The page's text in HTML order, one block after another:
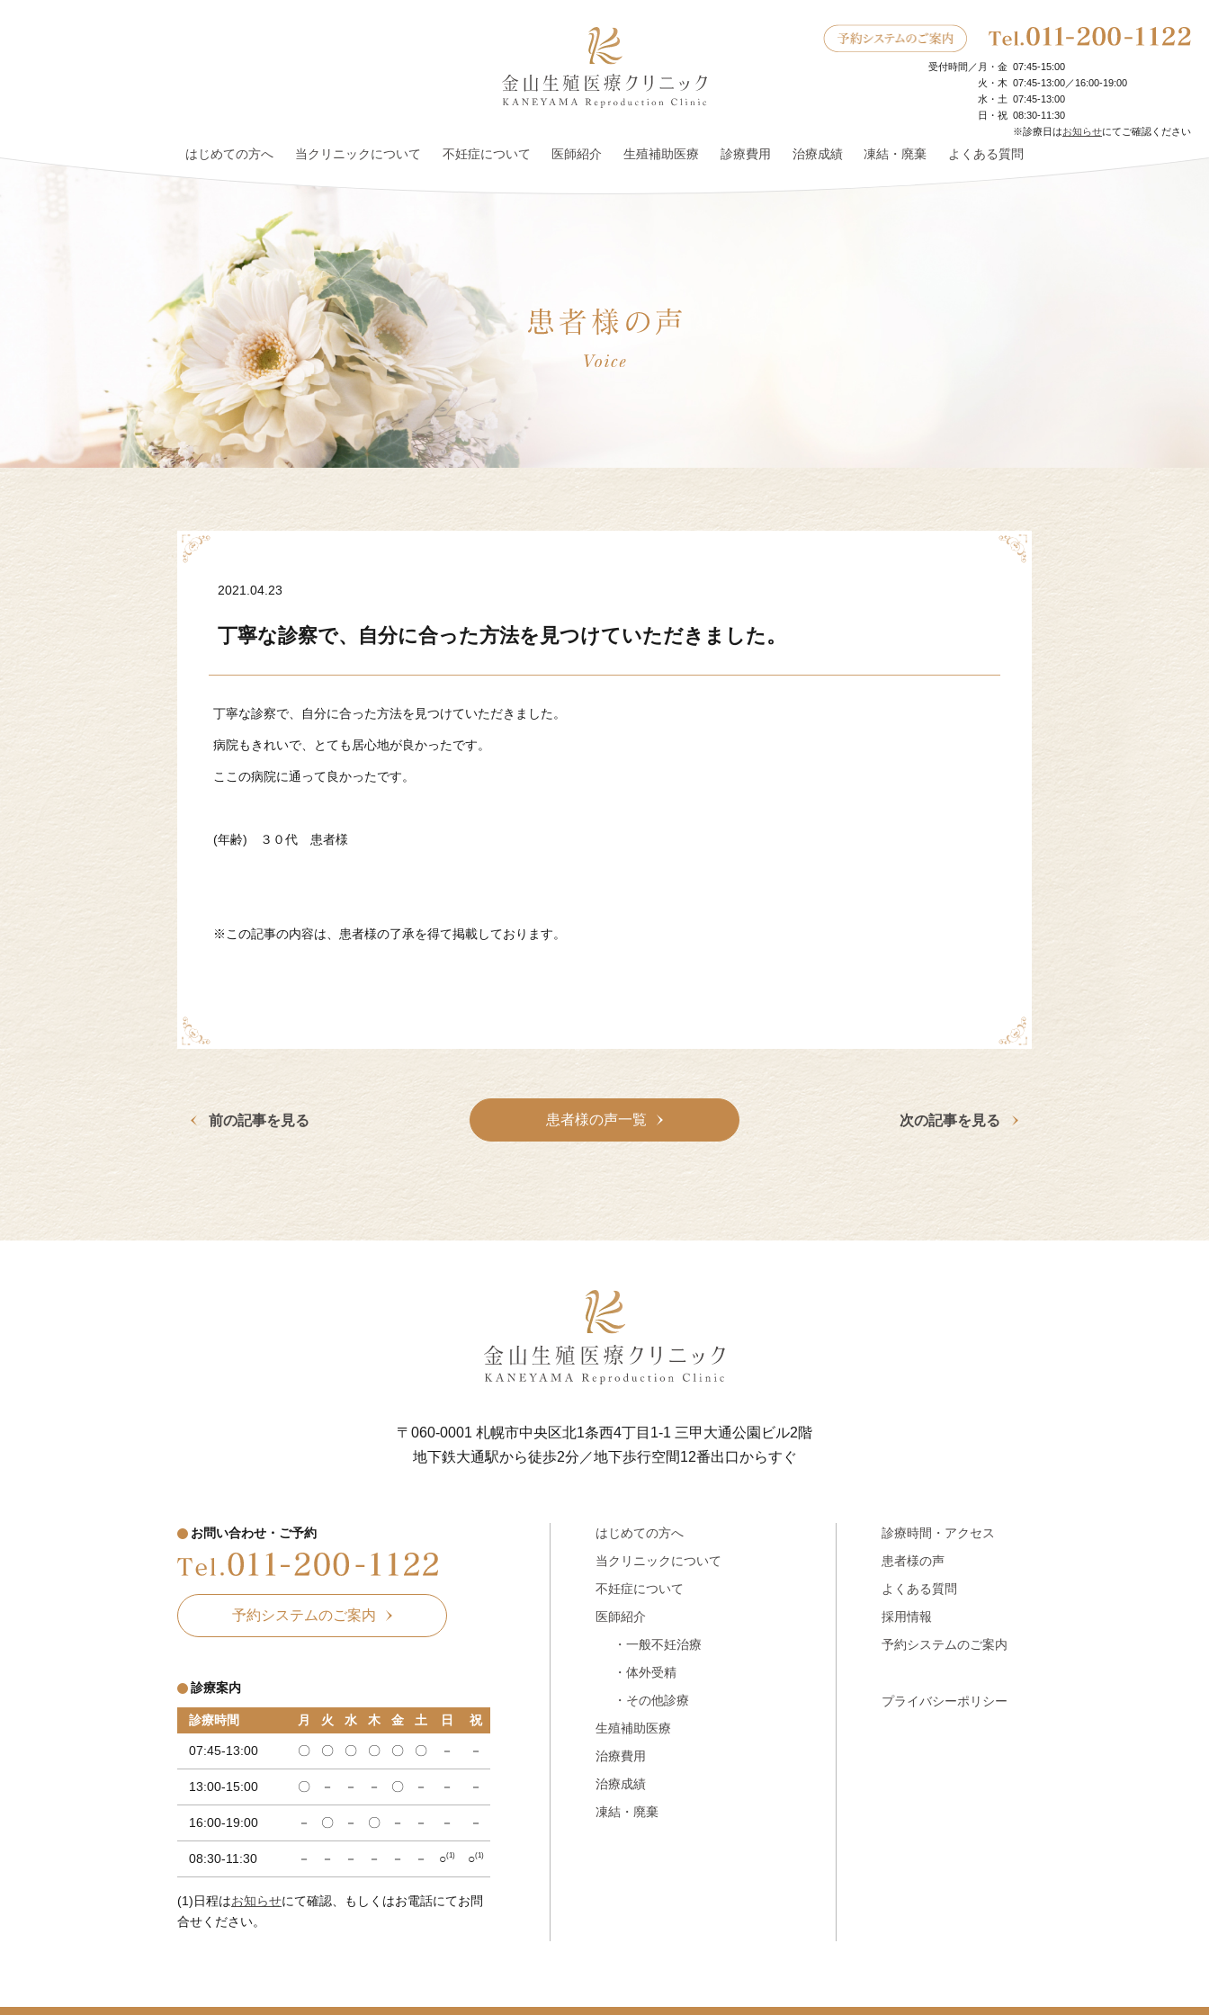
はじめての方へ 当クリニックについて 不妊症について 医師紹介 生殖補助医療 診療費用 治療成績 凍結・廃棄 よくある質問
受付時間／ 月・金 07:45‐15:00
火・木 07:45‐13:00／16:00-19:00
水・土 07:45‐13:00
日・祝 08:30‐11:30
※診療日はお知らせにてご確認ください
2021.04.23
丁寧な診察で、自分に合った方法を見つけていただきました。
丁寧な診察で、自分に合った方法を見つけていただきました。
病院もきれいで、とても居心地が良かったです。
ここの病院に通って良かったです。
(年齢) ３０代 患者様
※この記事の内容は、患者様の了承を得て掲載しております。
前の記事を見る 患者様の声一覧 次の記事を見る
〒060-0001 札幌市中央区北1条西4丁目1-1 三甲大通公園ビル2階
地下鉄大通駅から徒歩2分／地下歩行空間12番出口からすぐ
お問い合わせ・ご予約
予約システムのご案内
診療案内
診療時間 月 火 水 木 金 土 日 祝
07:45-13:00 〇 〇 〇 〇 〇 〇 － －
13:00-15:00 〇 － － － 〇 － － －
16:00-19:00 － 〇 － 〇 － － － －
08:30-11:30 － － － － － － ○(1) ○(1)
(1)日程はお知らせにて確認、もしくはお電話にてお問
合せください。
はじめての方へ
当クリニックについて
不妊症について
医師紹介
・一般不妊治療
・体外受精
・その他診療
生殖補助医療
治療費用
治療成績
凍結・廃棄
診療時間・アクセス
患者様の声
よくある質問
採用情報
予約システムのご案内
プライバシーポリシー